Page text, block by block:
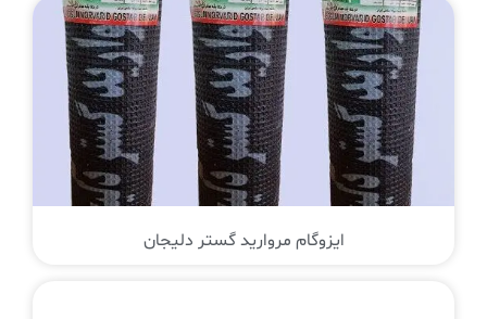
ایزوگام مروارید گستر دلیجان